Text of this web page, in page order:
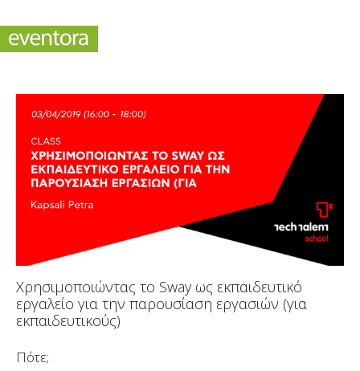
Χρησιμοποιώντας το Sway ως εκπαιδευτικό
εργαλείο για την παρουσίαση εργασιών (για
εκπαιδευτικούς)
Πότε;